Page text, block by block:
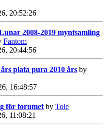
20:52:26
2008-2019 myntsamling
Fantom
20:44:56
plata pura 2010 års by
16:48:57
för forumet by Tole
11:08:21